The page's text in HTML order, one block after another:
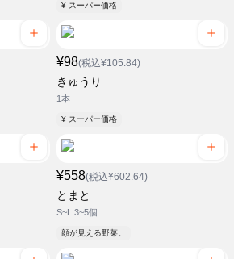
¥ スーパー価格
¥98(税込¥105.84)
きゅうり
1本
¥ スーパー価格
¥558(税込¥602.64)
とまと
S~L 3~5個
顔が見える野菜。